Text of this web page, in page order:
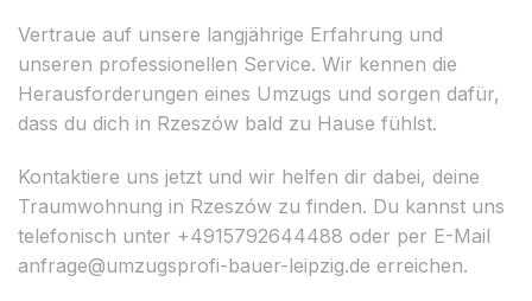
Vertraue auf unsere langjährige Erfahrung und
unseren professionellen Service. Wir kennen die
Herausforderungen eines Umzugs und sorgen dafür,
dass du dich in Rzeszów bald zu Hause fühlst.
Kontaktiere uns jetzt und wir helfen dir dabei, deine
Traumwohnung in Rzeszów zu finden. Du kannst uns
telefonisch unter +4915792644488 oder per E-Mail
anfrage@umzugsprofi-bauer-leipzig.de erreichen.